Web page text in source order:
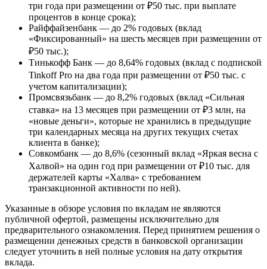
три года при размещении от ₽50 тыс. при выплате
процентов в конце срока);
Райффайзенбанк — до 2% годовых (вклад
«Фиксированный» на шесть месяцев при размещении от
₽50 тыс.);
Тинькофф Банк — до 8,64% годовых (вклад с подпиской
Tinkoff Pro на два года при размещении от ₽50 тыс. с
учетом капитализации);
Промсвязьбанк — до 8,2% годовых (вклад «Сильная
ставка» на 13 месяцев при размещении от ₽3 млн, на
«новые деньги», которые не хранились в предыдущие
три календарных месяца на других текущих счетах
клиента в банке);
Совкомбанк — до 8,6% (сезонный вклад «Яркая весна с
Халвой» на один год при размещении от ₽10 тыс. для
держателей карты «Халва» с требованием
транзакционной активности по ней).
Указанные в обзоре условия по вкладам не являются
публичной офертой, размещены исключительно для
предварительного ознакомления. Перед принятием решения о
размещении денежных средств в банковской организации
следует уточнить в ней полные условия на дату открытия
вклада.